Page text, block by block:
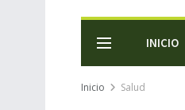
INICIO
Inicio Salud